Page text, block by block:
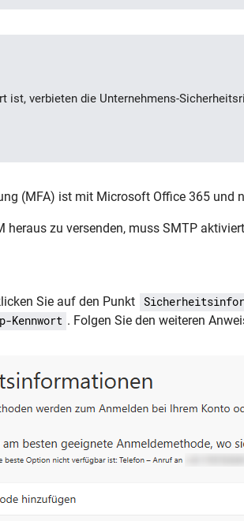
ist, verbieten die Unternehmens-
(MFA) ist mit Microsoft Office 365 und
zu versenden, muss SMTP
Sie auf den Punkt
Kennwort . Folgen Sie den weiteren